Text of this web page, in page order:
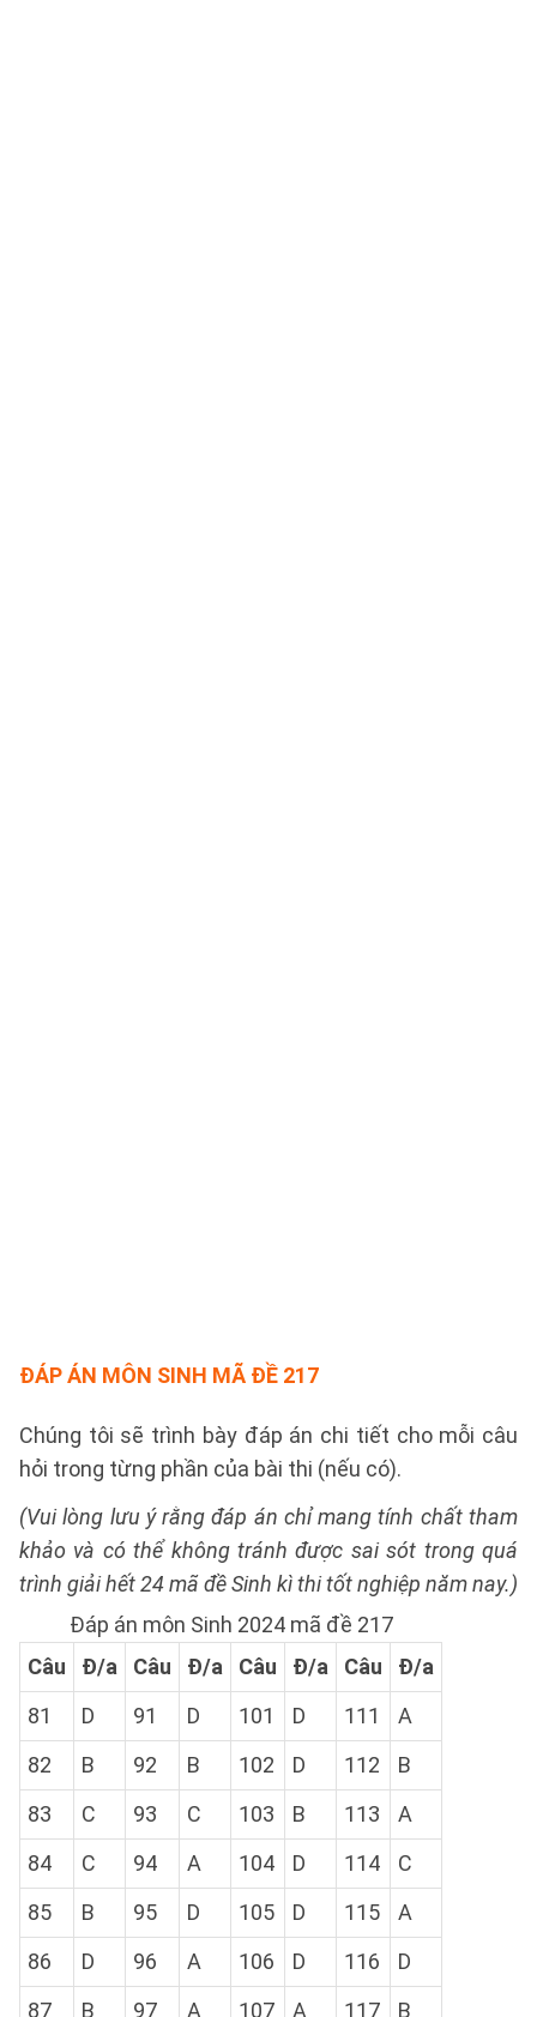
ĐÁP ÁN MÔN SINH MÃ ĐỀ 217
Chúng tôi sẽ trình bày đáp án chi tiết cho mỗi câu
hỏi trong từng phần của bài thi (nếu có).
(Vui lòng lưu ý rằng đáp án chỉ mang tính chất tham
khảo và có thể không tránh được sai sót trong quá
trình giải hết 24 mã đề Sinh kì thi tốt nghiệp năm nay.)
Đáp án môn Sinh 2024 mã đề 217
Câu
Đ/a Câu Đ/a Câu Đ/a Câu
Đ/a
81
D 91 D 101 D 111
A
82
B 92 B 102 D 112
B
83
C 93 C 103 B 113
A
84
C 94 A 104 D 114
C
85
B 95 D 105 D 115
A
86
D 96 A 106 D 116
D
87
B 97 A 107 A 117 B